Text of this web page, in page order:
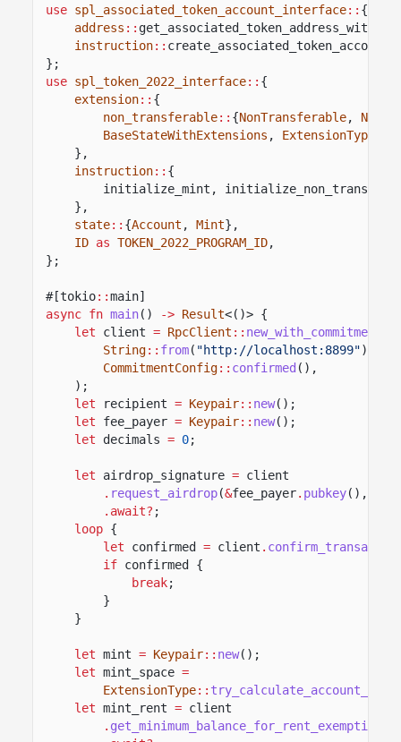
use spl_associated_token_account_interface:: {
address ::
instruction:: create_associated_token_account,
};
use spl_token_2022_interface:: {
extension:: {
non_transferable:: {NonTransferable,
BaseStateWithExtensions , ExtensionType
},
instruction:: {
initialize_mint,
},
state:: {Account , Mint},
ID as TOKEN_2022_PROGRAM_ID,
};
#[tokio::main]
async fn main() -> Result<()> {
let
client = RpcClient :: new_with_commitment
String:: from( "http://localhost:8899"),
CommitmentConfig:: confirmed (),
);
let
recipient = Keypair:: new();
let
fee_payer = Keypair:: new();
let
decimals = 0;
let airdrop_signature = client
. request_airdrop(&fee_payer. pubkey(),
.await? ;
loop {
let
confirmed = client .
if confirmed {
break;
}
}
let mint = Keypair:: new();
let mint_space =
ExtensionType:: try_calculate_account_len
let mint_rent = client
. get_minimum_balance_for_rent_exemption